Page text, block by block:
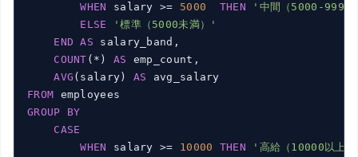
WHEN
salary >= 5000 THEN
'中間（5000-9999
ELSE
'標準（5000未満）'
END
AS salary_band,
COUNT (*) AS
emp_count,
AVG (salary) AS
FROM
GROUP
BY
CASE
WHEN
salary >= 10000 THEN
'高給（10000以上